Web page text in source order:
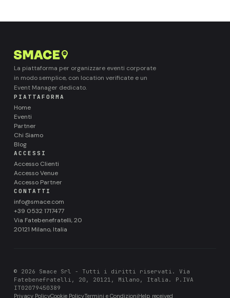
La piattaforma per organizzare eventi corporate
in modo semplice, con location verificate e un
Event Manager dedicato.
PIATTAFORMA
Home
Eventi
Partner
Chi Siamo
Blog
ACCESSI
Accesso Clienti
Accesso Venue
Accesso Partner
CONTATTI
info@smace.com
+39 0532 1717477
Via Fatebenefratelli, 20
20121 Milano, Italia
© 2026 Smace Srl - Tutti i diritti riservati. Via
Fatebenefratelli, 20, 20121, Milano, Italia. P.IVA
IT02079450389
Privacy PolicyCookie PolicyTermini e CondizioniHelp received